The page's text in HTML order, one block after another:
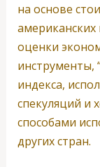
на основе
оценки
инструменты,
индекса,
спекуляций и
способами
других стран.